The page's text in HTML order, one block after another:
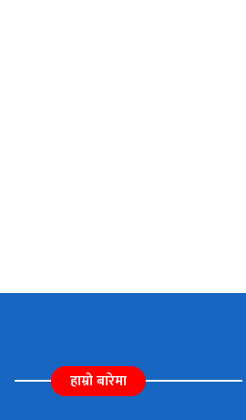
हाम्रो बारेमा